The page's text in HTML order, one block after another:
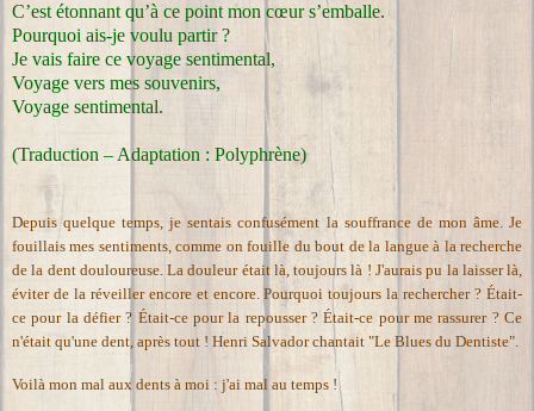
C’est étonnant qu’à ce point mon cœur s’emballe.
Pourquoi ais-je voulu partir ?
Je vais faire ce voyage sentimental,
Voyage vers mes souvenirs,
Voyage sentimental.
(Traduction – Adaptation : Polyphrène)
Depuis quelque temps, je sentais confusément la souffrance de mon âme. Je
fouillais mes sentiments, comme on fouille du bout de la langue à la recherche
de la dent douloureuse. La douleur était là, toujours là ! J'aurais pu la laisser là,
éviter de la réveiller encore et encore. Pourquoi toujours la rechercher ? Était-
ce pour la défier ? Était-ce pour la repousser ? Était-ce pour me rassurer ? Ce
n'était qu'une dent, après tout ! Henri Salvador chantait "Le Blues du Dentiste".
Voilà mon mal aux dents à moi : j'ai mal au temps !